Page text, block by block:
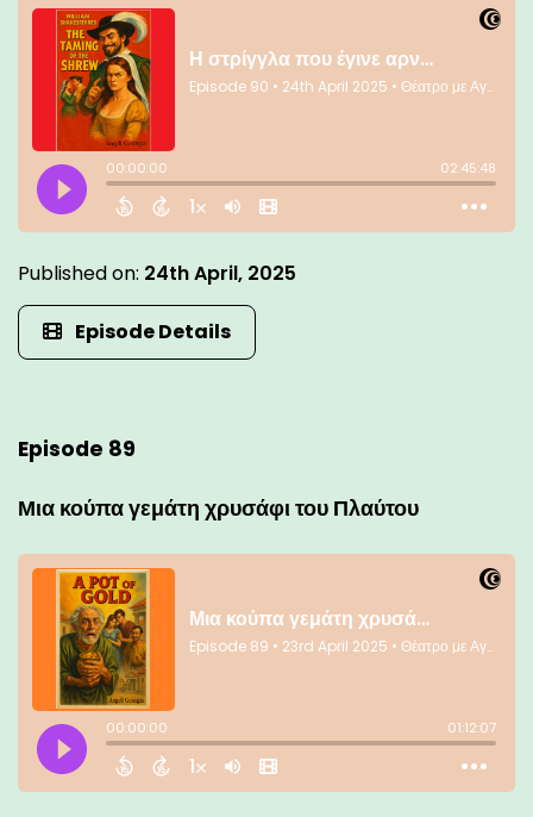
Published on: 24th April, 2025
Episode Details
Episode 89
Μια κούπα γεμάτη χρυσάφι του Πλαύτου